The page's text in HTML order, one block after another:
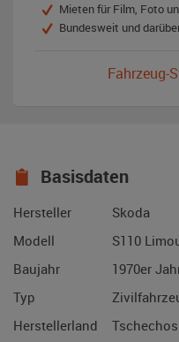
Mieten für Film, Foto
Bundesweit und
Fahrzeug-
Basisdaten
Hersteller
Skoda
Modell
S110
Baujahr
1970er
Typ
Herstellerland